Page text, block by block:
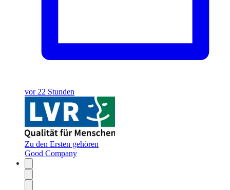
vor 22 Stunden
Zu den Ersten gehören
Good Company